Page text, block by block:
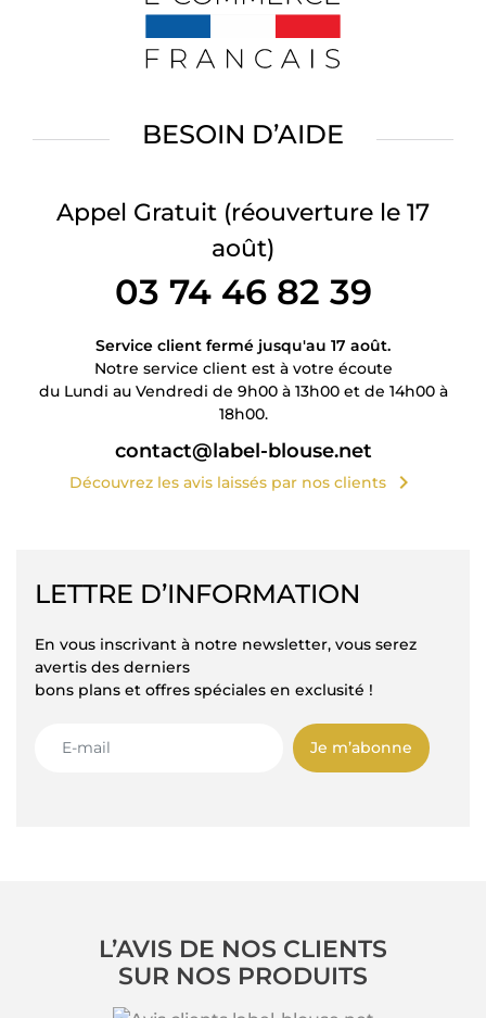
BESOIN D’AIDE
Appel Gratuit (réouverture le 17
août)
03 74 46 82 39
Service client fermé jusqu'au 17 août.
Notre service client est à votre écoute
du Lundi au Vendredi de 9h00 à 13h00 et de 14h00 à
18h00.
contact@label-blouse.net
Découvrez les avis laissés par nos clients chevron_right
LETTRE D’INFORMATION
En vous inscrivant à notre newsletter, vous serez
avertis des derniers
bons plans et offres spéciales en exclusité !
Je m’abonne
L’AVIS DE NOS CLIENTS
SUR NOS PRODUITS